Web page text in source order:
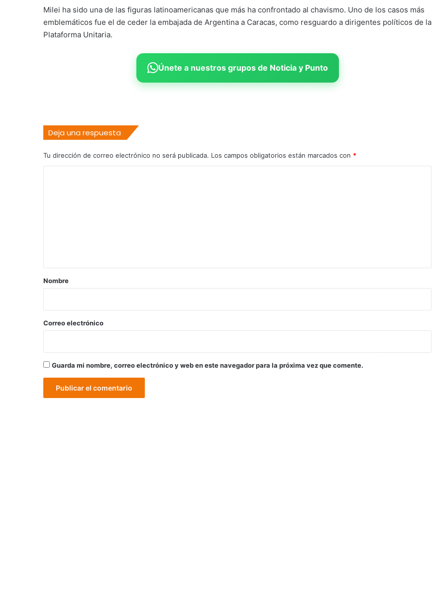
Milei ha sido una de las figuras latinoamericanas que más ha confrontado al chavismo. Uno de los casos más
emblemáticos fue el de ceder la embajada de Argentina a Caracas, como resguardo a dirigentes políticos de la
Plataforma Unitaria.
Únete a nuestros grupos de Noticia y Punto
Deja una respuesta
Tu dirección de correo electrónico no será publicada. Los campos obligatorios están marcados con *
r
*
Nombre
Correo electrónico
Guarda mi nombre, correo electrónico y web en este navegador para la próxima vez que comente.